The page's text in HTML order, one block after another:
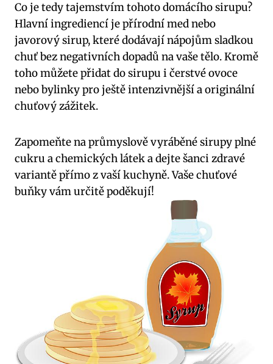
Co je tedy tajemstvím tohoto domácího sirupu?
Hlavní ingrediencí je přírodní med nebo
javorový sirup, které dodávají nápojům sladkou
chuť bez negativních dopadů na vaše tělo. Kromě
toho můžete přidat do sirupu i čerstvé ovoce
nebo bylinky pro ještě intenzivnější a originální
chuťový zážitek.
Zapomeňte na průmyslově vyráběné sirupy plné
cukru a chemických látek a dejte šanci zdravé
variantě přímo z vaší kuchyně. Vaše chuťové
buňky vám určitě poděkují!